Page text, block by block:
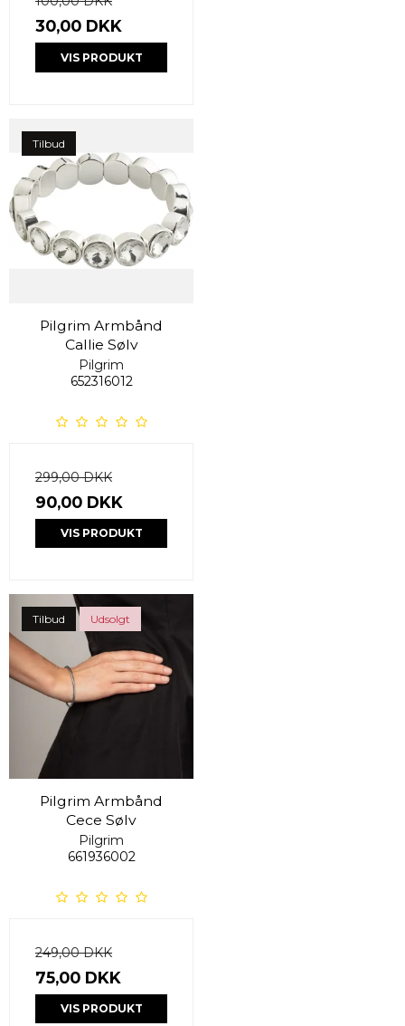
30,00 DKK
VIS PRODUKT
Tilbud
Pilgrim Armbånd
Callie Sølv
Pilgrim
652316012
299,00 DKK
90,00 DKK
VIS PRODUKT
Tilbud Udsolgt
Pilgrim Armbånd
Cece Sølv
Pilgrim
661936002
249,00 DKK
75,00 DKK
VIS PRODUKT